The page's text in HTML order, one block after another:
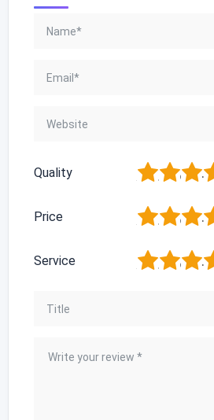
Quality 4
3
2
Price 4
3
2
Service 4
3
2